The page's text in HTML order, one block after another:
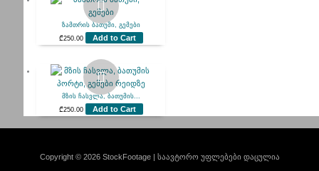
ზამთრის ბათუმი, გემები
₾250.00 Add to Cart
მზის ჩასვლა, ბათუმის...
₾250.00 Add to Cart
Copyright © 2026 StockFootage | საავტორო უფლებები დაცულია